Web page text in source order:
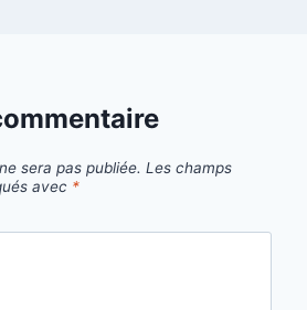
sera pas publiée. Les champs
avec *